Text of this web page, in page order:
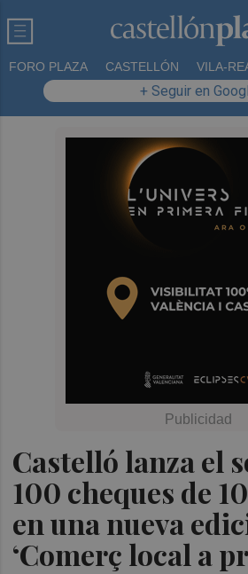
FORO PLAZA CASTELLÓN VILA-
+ Seguir en
Castelló lanza el
100 cheques de
en una nueva
‘Comerç local a